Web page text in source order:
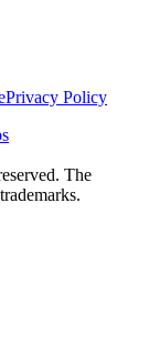
Privacy Policy
The